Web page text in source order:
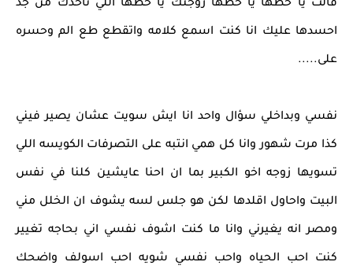
قالت يا حظها يا حظها زوجتك يا حظها اللي تاخذك من جد
احسدها عليك انا كنت اسمع كلامه واتقطع طع الم وحسره
على.....
نفسي وبداخلي سؤال واحد انا ايش سويت عشان يصير فيني
كذا مرت شهور وانا كل همي انتبه على التصرفات الكويسه اللي
تسويها زوجه اخو الكبير بما ان احنا عايشين كلنا في نفس
البيت واحاول اقلدها لكن هو جلس لسه يشوف ان الخلل مني
ومصر انه يغيرني وانا ما كنت اشوف نفسي اني بحاجه تغيير
كنت احب الحياه واحب نفسي شويه احب اسولف واضحك